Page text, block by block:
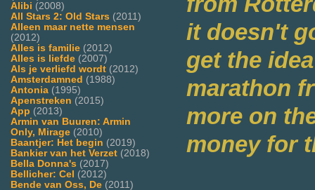
Alibi (2008)
All Stars 2: Old Stars (2011)
Alleen maar nette mensen
(2012)
Alles is familie (2012)
Alles is liefde (2007)
Als je verliefd wordt (2012)
Amsterdamned (1988)
Antonia (1995)
Apenstreken (2015)
App (2013)
Armin van Buuren: Armin
Only, Mirage (2010)
Baantjer: Het begin (2019)
Bankier van het Verzet (2018)
Bella Donna's (2017)
Bellicher: Cel (2012)
Bende van Oss, De (2011)
it doesn't
get the
marathon
more on
money for